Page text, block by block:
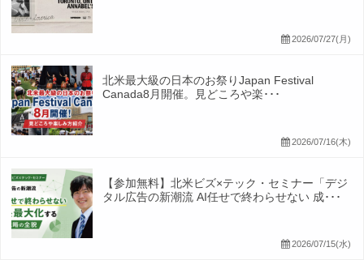
2026/07/27(月)
北米最大級の日本のお祭りJapan Festival
Canada8月開催。見どころや楽･･･
2026/07/16(木)
【参加無料】北米ビズ×テック・セミナー「デジ
タル広告の新潮流 AI任せで終わらせない 成･･･
2026/07/15(水)